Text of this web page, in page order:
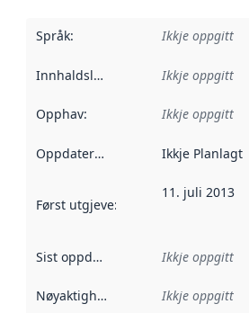
Språk: Ikkje oppgitt
Innhaldsleverandørar :
Ikkje oppgitt
Opphav: Ikkje oppgitt
Oppdateringsfrekvens :
Ikkje Planlagt
Først utgjeve: Denne datoen
11. juli 2013
Sist oppdatert Ikkje oppgitt
Nøyaktigheit Ikkje oppgitt